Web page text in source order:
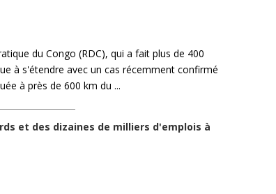
du Congo (RDC), qui a fait plus de 400
à s'étendre avec un cas récemment confirmé
à près de 600 km du ...
et des dizaines de milliers d'emplois à